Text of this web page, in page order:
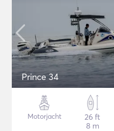
Prince 34
Motorjacht
26 ft
8 m